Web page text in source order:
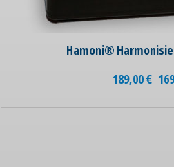
Hamoni®
189,00€